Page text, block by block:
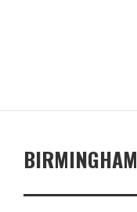
BIRMINGHAM